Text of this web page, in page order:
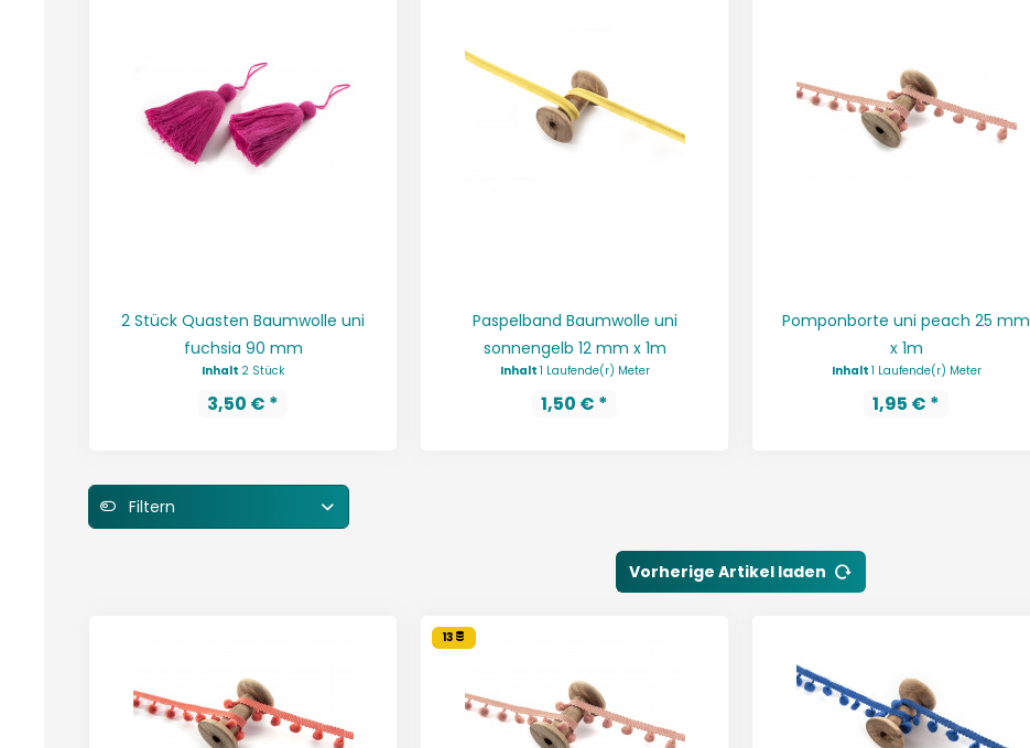
2 Stück Quasten Baumwolle uni
fuchsia 90 mm
Inhalt 2 Stück
3,50 € *
Paspelband Baumwolle uni
sonnengelb 12 mm x 1m
Inhalt 1 Laufende(r) Meter
1,50 € *
Pomponborte uni peach 25 mm
x 1m
Inhalt 1 Laufende(r) Meter
1,95 € *
Filtern
Vorherige Artikel laden
13